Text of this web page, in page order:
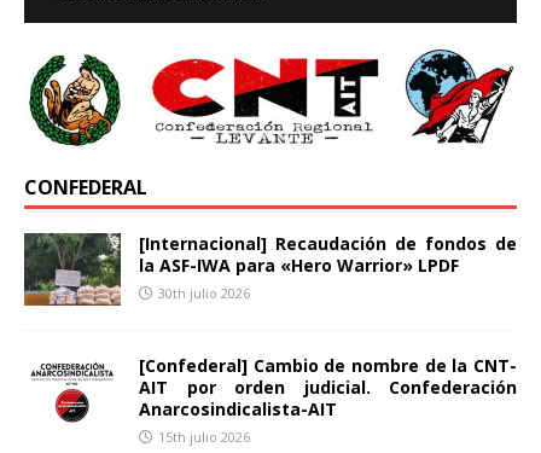
CONFEDERAL
[Internacional] Recaudación de fondos de
la ASF-IWA para «Hero Warrior» LPDF
30th julio 2026
[Confederal] Cambio de nombre de la CNT-
AIT por orden judicial. Confederación
Anarcosindicalista-AIT
15th julio 2026